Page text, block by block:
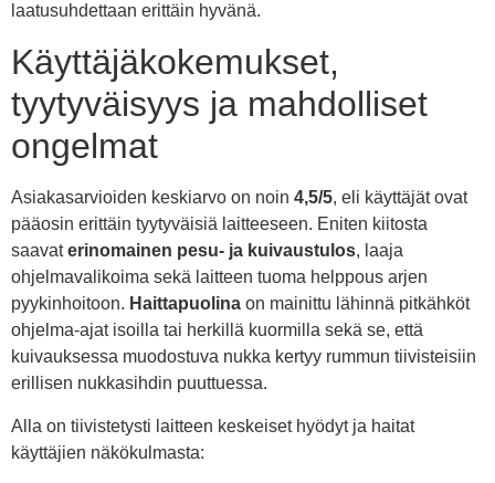
laatusuhdettaan erittäin hyvänä.
Käyttäjäkokemukset,
tyytyväisyys ja mahdolliset
ongelmat
Asiakasarvioiden keskiarvo on noin 4,5/5, eli käyttäjät ovat
pääosin erittäin tyytyväisiä laitteeseen. Eniten kiitosta
saavaterinomainen pesu- ja kuivaustulos, laaja
ohjelmavalikoima sekä laitteen tuoma helppous arjen
pyykinhoitoon. Haittapuolina on mainittu lähinnä pitkähköt
ohjelma-ajat isoilla tai herkillä kuormilla sekä se, että
kuivauksessa muodostuva nukka kertyy rummun tiivisteisiin
erillisen nukkasihdin puuttuessa.
Alla on tiivistetysti laitteen keskeiset hyödyt ja haitat
käyttäjien näkökulmasta: